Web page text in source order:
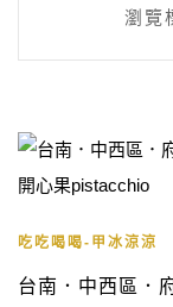
瀏覽
吃吃喝喝-甲冰涼涼
台南．中西區．